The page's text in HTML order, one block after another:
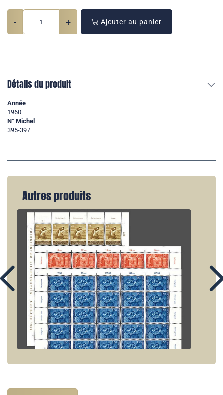
- + Ajouter au panier
Détails du produit
Année
1960
N° Michel
395-397
Autres produits